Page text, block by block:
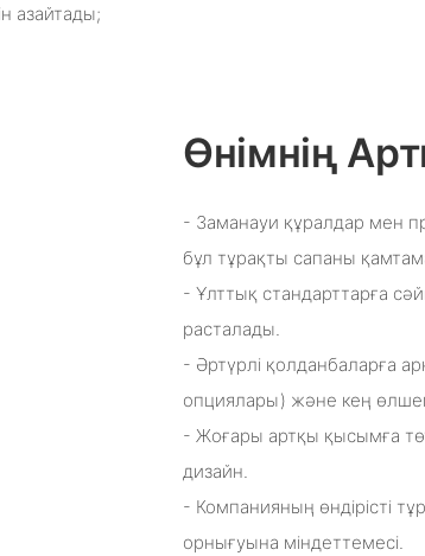
азайтады;
Өнімнің
- Заманауи құралдар мен
бұл тұрақты сапаны
- Ұлттық стандарттарға
расталады.
- Әртүрлі қолданбаларға
опциялары) және кең
- Жоғары артқы қысымға
дизайн.
- Компанияның өндірісті
орнығуына міндеттемесі.